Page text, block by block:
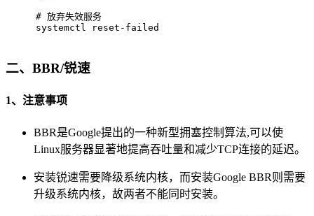
# 放弃失效服务
systemctl reset-failed
二、BBR/锐速
1、注意事项
BBR是Google提出的一种新型拥塞控制算法,可以使
Linux服务器显著地提高吞吐量和减少TCP连接的延迟。
安装锐速需要降级系统内核，而安装Google BBR则需要
升级系统内核，故两者不能同时安装。